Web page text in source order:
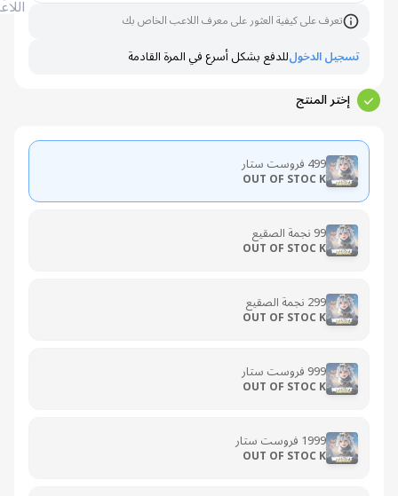
اللاعب تعرف على كيفية العثور على معرف اللاعب الخاص بك
تسجيل الدخولللدفع بشكل أسرع في المرة القادمة
إختر المنتج
499 فروست ستار
OUT OF STOC K
99 نجمة الصقيع
OUT OF STOC K
299 نجمة الصقيع
OUT OF STOC K
999 فروست ستار
OUT OF STOC K
1999 فروست ستار
OUT OF STOC K